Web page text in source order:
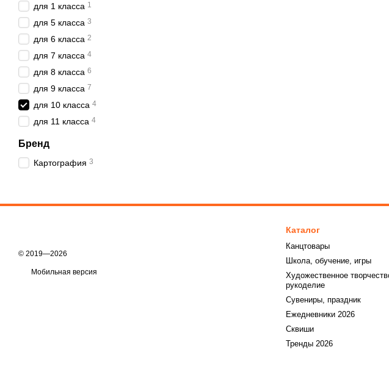
для 1 класса 1
для 5 класса 3
для 6 класса 2
для 7 класса 4
для 8 класса 6
для 9 класса 7
для 10 класса 4
для 11 класса 4
Бренд
Картография 3
© 2019—2026
Мобильная версия
Каталог
Канцтовары
Школа, обучение, игры
Художественное
рукоделие
Сувениры, праздник
Ежедневники 2026
Сквиши
Тренды 2026